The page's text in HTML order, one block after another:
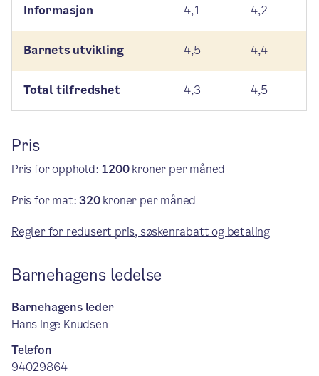
Informasjon 4,1 4,2
Barnets utvikling 4,5 4,4
Total tilfredshet 4,3 4,5
Pris
Pris for opphold: 1200kroner per måned
Pris for mat:320kroner per måned
Regler for redusert pris, søskenrabatt og betaling
Barnehagens ledelse
Barnehagens leder
Hans Inge Knudsen
Telefon
94029864